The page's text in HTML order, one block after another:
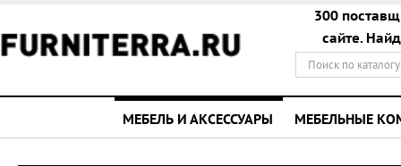
300
сайте.
МЕБЕЛЬ И АКСЕССУАРЫ МЕБЕЛЬНЫЕ